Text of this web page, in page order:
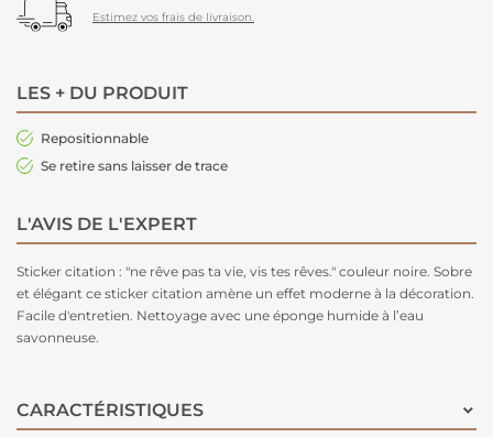
Estimez vos frais de livraison.
LES + DU PRODUIT
Repositionnable
Se retire sans laisser de trace
L'AVIS DE L'EXPERT
Sticker citation : "ne rêve pas ta vie, vis tes rêves." couleur noire. Sobre
et élégant ce sticker citation amène un effet moderne à la décoration.
Facile d'entretien. Nettoyage avec une éponge humide à l’eau
savonneuse.
CARACTÉRISTIQUES